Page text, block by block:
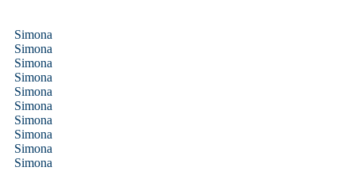
Simona
Simona
Simona
Simona
Simona
Simona
Simona
Simona
Simona
Simona